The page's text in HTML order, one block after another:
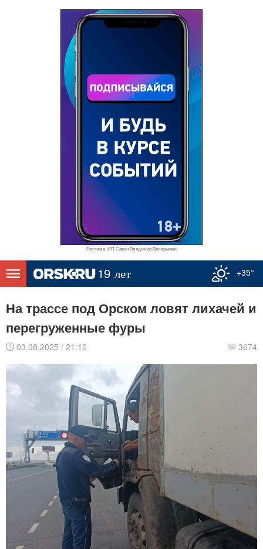
Реклама. ИП Савин Владимир Валерьевич
+35°
На трассе под Орском ловят лихачей и
перегруженные фуры
03.08.2025 / 21:10 3674